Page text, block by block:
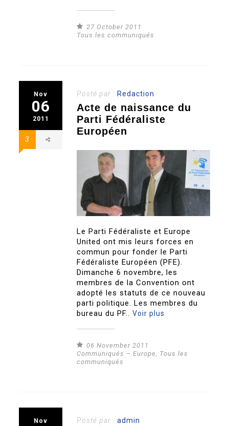
27 October 2011
Tous les communiqués
Nov
06
2011
3
Posté par : Redaction
Acte de naissance du
Parti Fédéraliste
Européen
Le Parti Fédéraliste et Europe
United ont mis leurs forces en
commun pour fonder le Parti
Fédéraliste Européen (PFE).
Dimanche 6 novembre, les
membres de la Convention ont
adopté les statuts de ce nouveau
parti politique. Les membres du
bureau du PF..Voir plus
06 November 2011
Communiqués – Europe
Tous les
communiqués
Nov Posté par :admin